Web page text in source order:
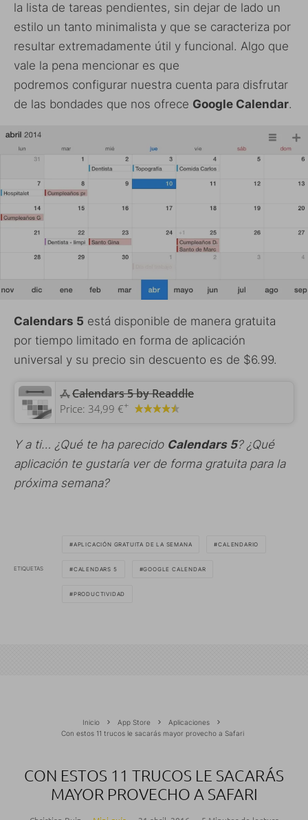
la lista de tareas pendientes, sin dejar de lado un
estilo un tanto minimalista y que se caracteriza por
resultar extremadamente útil y funcional. Algo que
vale la pena mencionar es que
podremos configurar nuestra cuenta para disfrutar
de las bondades que nos ofrece Google Calendar.
Calendars 5 está disponible de manera gratuita
por tiempo limitado en forma de aplicación
universal y su precio sin descuento es de $6.99.
‎Calendars 5 by Readdle
Price: 34,99 €+
Y a ti… ¿Qué te ha parecido Calendars 5? ¿Qué
aplicación te gustaría ver de forma gratuita para la
próxima semana?
ETIQUETAS
APLICACIÓN GRATUITA DE LA SEMANA CALENDARIO
CALENDARS 5 GOOGLE CALENDAR
PRODUCTIVIDAD
Inicio App Store
Aplicaciones
Con estos 11 trucos le sacarás mayor provecho a Safari
CON ESTOS 11 TRUCOS LE SACARÁS
MAYOR PROVECHO A SAFARI